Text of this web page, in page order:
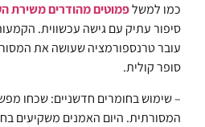
כמו למשלפמוטים מהודרים משירת
סיפור עתיק עם גישה עכשווית.
עובר טרנספורמציה שעושה את
סופר קולית.
– שימוש בחומרים חדשניים: שכחו
המסורתית. היום האמנים משקיעים